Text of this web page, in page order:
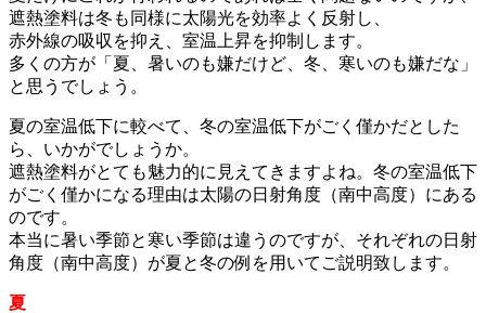
遮熱塗料は冬も同様に太陽光を効率よく反射し、
赤外線の吸収を抑え、室温上昇を抑制します。
多くの方が「夏、暑いのも嫌だけど、冬、寒いのも嫌だな」
と思うでしょう。
夏の室温低下に較べて、冬の室温低下がごく僅かだとした
ら、いかがでしょうか。
遮熱塗料がとても魅力的に見えてきますよね。冬の室温低下
がごく僅かになる理由は太陽の日射角度（南中高度）にある
のです。
本当に暑い季節と寒い季節は違うのですが、それぞれの日射
角度（南中高度）が夏と冬の例を用いてご説明致します。
夏